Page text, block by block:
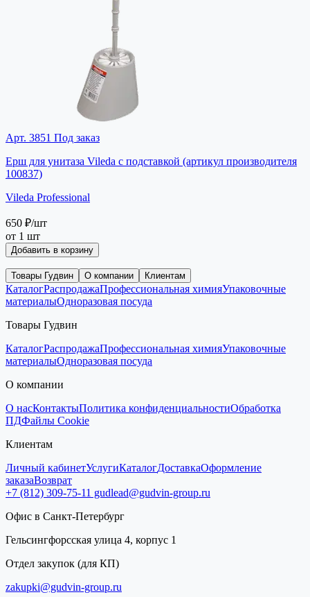
Арт. 3851 Под заказ
Ерш для унитаза Vileda с подставкой (артикул производителя
100837)
Vileda Professional
650 ₽/шт
от 1 шт
Добавить в корзину
Товары Гудвин О компании Клиентам
КаталогРаспродажаПрофессиональная химияУпаковочные
материалыОдноразовая посуда
Товары Гудвин
КаталогРаспродажаПрофессиональная химияУпаковочные
материалыОдноразовая посуда
О компании
О насКонтактыПолитика конфиденциальностиОбработка
ПДФайлы Cookie
Клиентам
Личный кабинетУслугиКаталогДоставкаОформление
заказаВозврат
+7 (812) 309-75-11 gudlead@gudvin-group.ru
Офис в Санкт-Петербург
Гельсингфорсская улица 4, корпус 1
Отдел закупок (для КП)
zakupki@gudvin-group.ru